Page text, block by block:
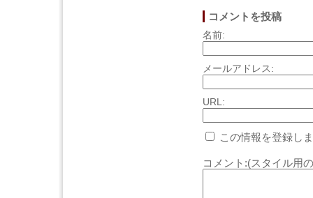
コメントを投稿
名前:
メールアドレス:
URL:
この情報を登録し
コメント:(スタイル用